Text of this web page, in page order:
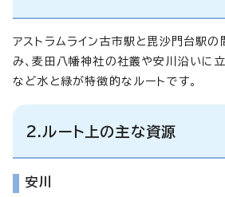
アストラムライン古市駅と毘沙門台駅
み、麦田八幡神社の社叢や安川沿いに
など水と緑が特徴的なルートです。
2.ルート上の主な資源
安川